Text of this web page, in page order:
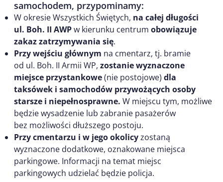
samochodem, przypominamy:
W okresie Wszystkich Świętych, na całej długości
ul. Boh. II AWPw kierunku centrum obowiązuje
zakaz zatrzymywania się.
Przy wejściu głównym na cmentarz, tj. bramie
od ul. Boh. II Armii WP, zostanie wyznaczone
miejsce przystankowe(nie postojowe) dla
taksówek i samochodów przywożących osoby
starsze i niepełnosprawne. W miejscu tym, możliwe
będzie wysadzenie lub zabranie pasażerów
bez możliwości dłuższego postoju.
Przy cmentarzu i w jego okolicyzostaną
wyznaczone dodatkowe, oznakowane miejsca
parkingowe. Informacji na temat miejsc
parkingowych udzielać będzie policja.